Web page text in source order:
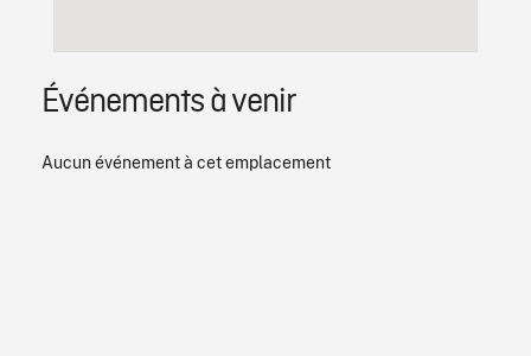
Événements à venir
Aucun événement à cet emplacement